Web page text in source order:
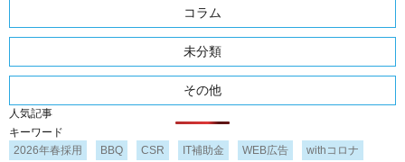
コラム
未分類
その他
人気記事
キーワード
2026年春採用
BBQ CSR IT補助金 WEB広告 withコロナ